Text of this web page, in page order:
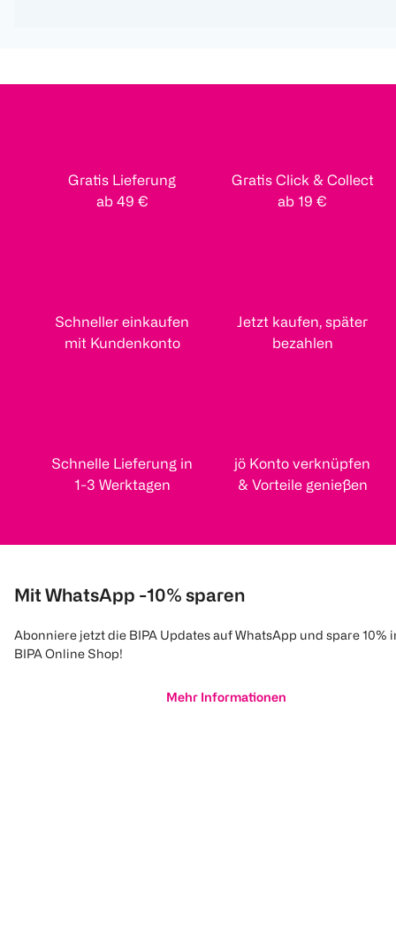
Gratis Lieferung
ab 49 €
Gratis Click & Collect
ab 19 €
Schneller einkaufen
mit Kundenkonto
Jetzt kaufen, später
bezahlen
Schnelle Lieferung in
1-3 Werktagen
jö Konto verknüpfen
& Vorteile genießen
Mit WhatsApp -10% sparen
Abonniere jetzt die BIPA Updates auf WhatsApp und spare 10%
BIPA Online Shop!
Mehr Informationen